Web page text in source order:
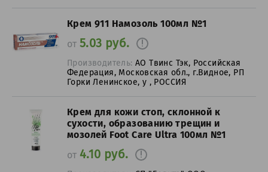
Крем 911 Намозоль 100мл №1
от 5.03 руб.
Производитель:АО Твинс Тэк, Российская
Федерация, Московская обл., г.Видное, РП
Горки Ленинское, у , РОССИЯ
Крем для кожи стоп, склонной к
сухости, образованию трещин и
мозолей Foot Care Ultra 100мл №1
от 4.10 руб.